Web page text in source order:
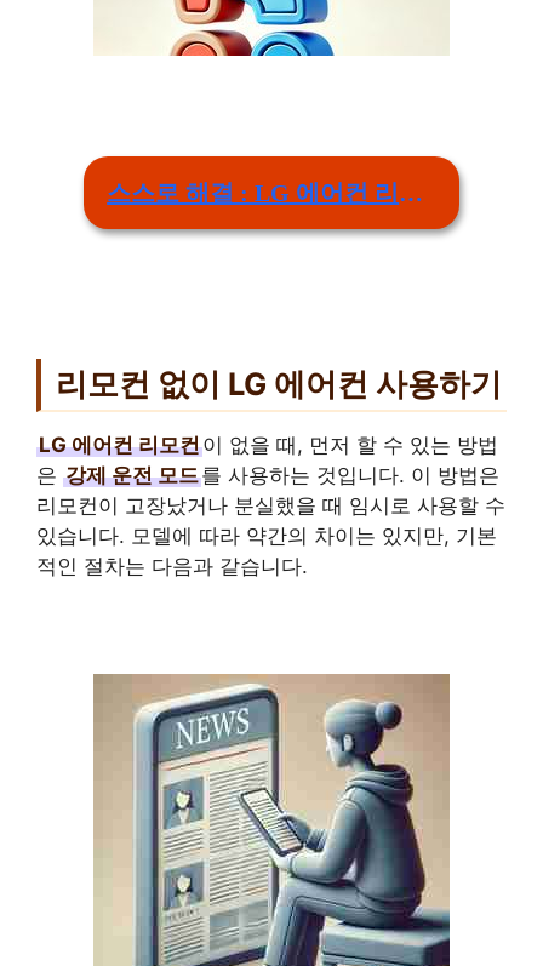
스스로 해결 : LG 에어컨 리모컨 리모컨 없이 어떻게 켜나요? 리모컨 없이 사용 가능한가요
리모컨 없이 LG 에어컨 사용하기
LG 에어컨 리모컨이 없을 때, 먼저 할 수 있는 방법
은 강제 운전 모드를 사용하는 것입니다. 이 방법은
리모컨이 고장났거나 분실했을 때 임시로 사용할 수
있습니다. 모델에 따라 약간의 차이는 있지만, 기본
적인 절차는 다음과 같습니다.